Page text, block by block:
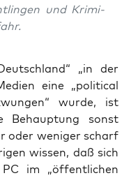
und Kri­mi­
„in der
eine „poli­ti­cal
wur­de, ist
Behaup­tung sonst
oder weni­ger scharf
wis­sen, daß sich
im „öffent­li­chen